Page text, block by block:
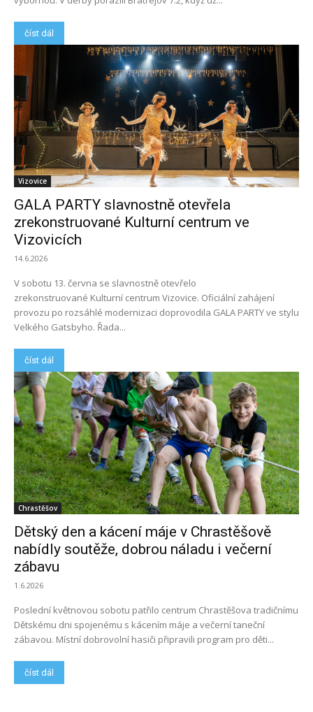
číst dál
Vizovice
GALA PARTY slavnostně otevřela
zrekonstruované Kulturní centrum ve
Vizovicích
14.6.2026
V sobotu 13. června se slavnostně otevřelo
zrekonstruované Kulturní centrum Vizovice. Oficiální zahájení
provozu po rozsáhlé modernizaci doprovodila GALA PARTY ve stylu
Velkého Gatsbyho. Řada...
číst dál
Chrastěšov
Dětský den a kácení máje v Chrastěšově
nabídly soutěže, dobrou náladu i večerní
zábavu
1.6.2026
Poslední květnovou sobotu patřilo centrum Chrastěšova tradičnímu
Dětskému dni spojenému s kácením máje a večerní taneční
zábavou. Místní dobrovolní hasiči připravili program pro děti...
číst dál